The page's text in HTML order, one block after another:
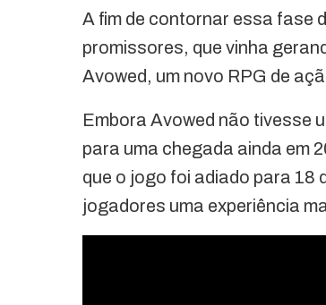
A fim de contornar essa fase
promissores, que vinha
Avowed, um novo RPG de
Embora Avowed não tivesse
para uma chegada ainda em
que o jogo foi adiado para 18
jogadores uma experiência